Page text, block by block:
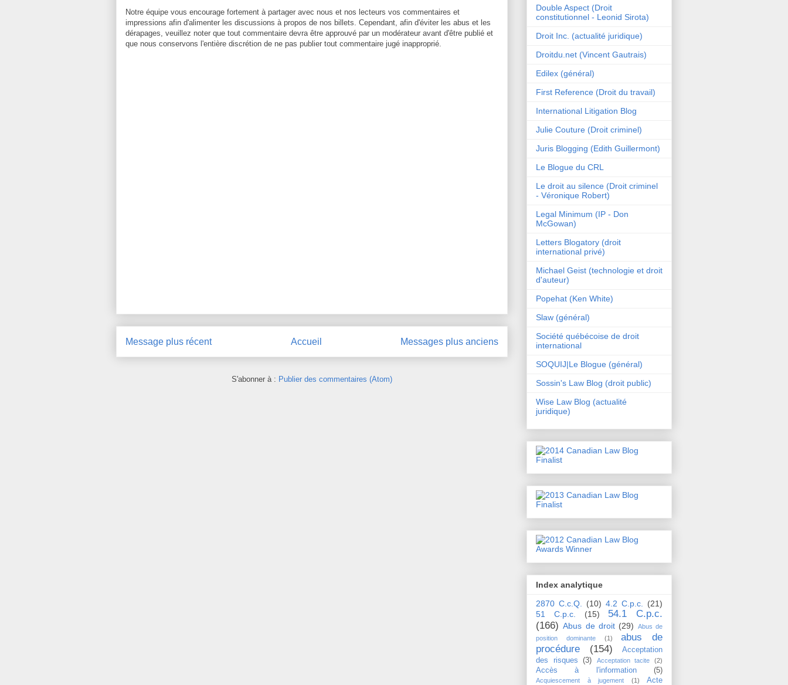
Notre équipe vous encourage fortement à partager avec nous et nos lecteurs vos commentaires et
impressions afin d'alimenter les discussions à propos de nos billets. Cependant, afin d'éviter les abus et les
dérapages, veuillez noter que tout commentaire devra être approuvé par un modérateur avant d'être publié et
que nous conservons l'entière discrétion de ne pas publier tout commentaire jugé inapproprié.
Message plus récent Messages plus anciens
Accueil
S'abonner à : Publier des commentaires (Atom)
Double Aspect (Droit
constitutionnel - Leonid Sirota)
Droit Inc. (actualité juridique)
Droitdu.net (Vincent Gautrais)
Edilex (général)
First Reference (Droit du travail)
International Litigation Blog
Julie Couture (Droit criminel)
Juris Blogging (Edith Guillermont)
Le Blogue du CRL
Le droit au silence (Droit criminel
- Véronique Robert)
Legal Minimum (IP - Don
McGowan)
Letters Blogatory (droit
international privé)
Michael Geist (technologie et droit
d'auteur)
Popehat (Ken White)
Slaw (général)
Société québécoise de droit
international
SOQUIJ|Le Blogue (général)
Sossin's Law Blog (droit public)
Wise Law Blog (actualité
juridique)
Index analytique
2870 C.c.Q.
(10) 4.2 C.p.c.
(21)
51 C.p.c.
(15)
54.1 C.p.c.
(166) Abus de droit (29)
Abus de
position dominante
(1)
abus de
procédure
(154)
Acceptation
des risques
(3) Acceptation tacite (2)
Accès à l'information (5)
Acquiescement à jugement (1)
Acte